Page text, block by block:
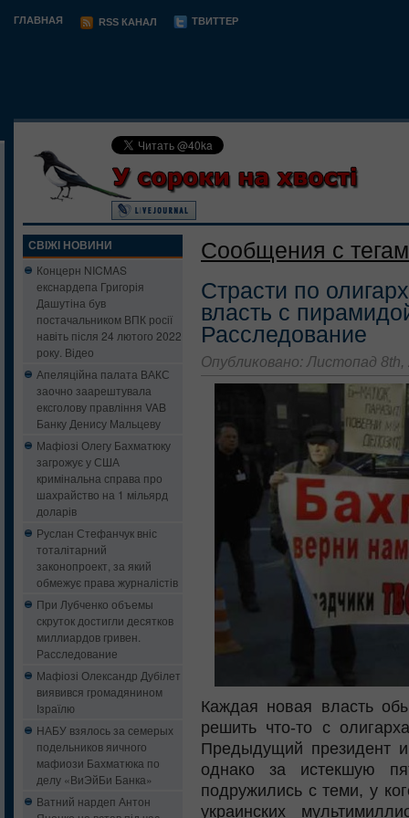
ГЛАВНАЯ RSS КАНАЛ ТВИТТЕР
СВІЖІ НОВИНИ
Концерн NICMAS
екснардепа Григорія
Дашутіна був
постачальником ВПК росії
навіть після 24 лютого 2022
року. Відео
Апеляційна палата ВАКС
заочно заарештувала
ексголову правління VAB
Банку Денису Мальцеву
Мафіозі Олегу Бахматюку
загрожує у США
кримінальна справа про
шахрайство на 1 мільярд
доларів
Руслан Стефанчук вніс
тоталітарний
законопроект, за який
обмежує права журналістів
При Лубченко объемы
скруток достигли десятков
миллиардов гривен.
Расследование
Мафіозі Олександр Дубілет
виявився громадянином
Ізраїлю
НАБУ взялось за семерых
подельников яичного
мафиози Бахматюка по
делу «ВиЭйБи Банка»
Ватний нардеп Антон
Сообщения с
Страсти по
власть с
Расследование
Опубликовано: Листопад 8th,
Каждая новая власть
решить что-то с
Предыдущий президент
однако за истекшую
подружились с теми, у
украинских